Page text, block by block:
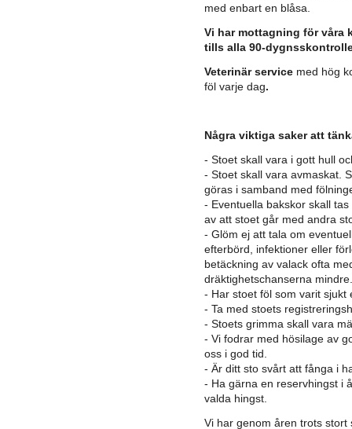
med enbart en blåsa.
Vi har mottagning för våra
tills alla 90-
Veterinär service med hög
föl varje dag.
Några viktiga saker att
- Stoet skall vara i gott hull
- Stoet skall vara avmaskat.
göras i samband med
- Eventuella bakskor skall
av att stoet går med andra
- Glöm ej att tala om
efterbörd, infektioner eller
betäckning av valack ofta
dräktighetschanserna mindre.
- Har stoet föl som varit sjukt
- Ta med stoets
- Stoets grimma skall vara
- Vi fodrar med hösilage av
oss i god tid.
- Är ditt sto svårt att fånga i
- Ha gärna en reservhingst i
valda hingst.
Vi har genom åren trots